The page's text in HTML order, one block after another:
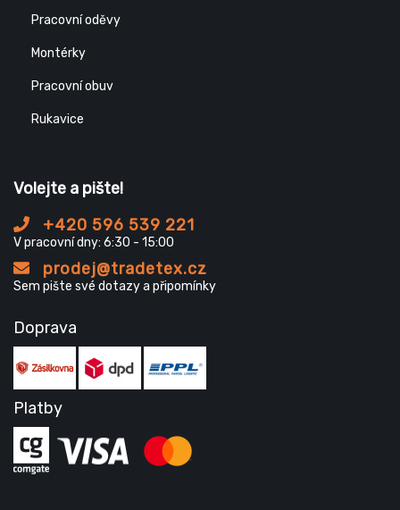
Pracovní oděvy
Montérky
Pracovní obuv
Rukavice
Volejte a pište!
+420 596 539 221
V pracovní dny: 6:30 - 15:00
prodej@tradetex.cz
Sem pište své dotazy a připomínky
Doprava
Platby